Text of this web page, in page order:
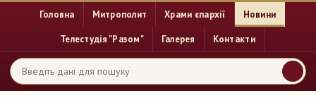
Головна Митрополит Храми єпархії Новини
Телестудія "Разом" Галерея Контакти